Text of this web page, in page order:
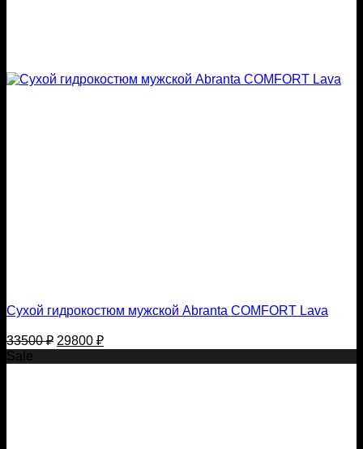
Сухой гидрокостюм мужской Abranta COMFORT Lava
33500₽ Первоначальная
цена
составляла
29800 ₽Текущая
цена:
Sale